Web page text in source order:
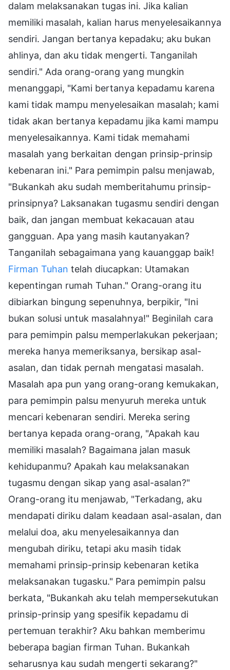
dalam melaksanakan tugas ini. Jika kalian
memiliki masalah, kalian harus menyelesaikannya
sendiri. Jangan bertanya kepadaku; aku bukan
ahlinya, dan aku tidak mengerti. Tanganilah
sendiri." Ada orang-orang yang mungkin
menanggapi, "Kami bertanya kepadamu karena
kami tidak mampu menyelesaikan masalah; kami
tidak akan bertanya kepadamu jika kami mampu
menyelesaikannya. Kami tidak memahami
masalah yang berkaitan dengan prinsip-prinsip
kebenaran ini." Para pemimpin palsu menjawab,
"Bukankah aku sudah memberitahumu prinsip-
prinsipnya? Laksanakan tugasmu sendiri dengan
baik, dan jangan membuat kekacauan atau
gangguan. Apa yang masih kautanyakan?
Tanganilah sebagaimana yang kauanggap baik!
Firman Tuhan telah diucapkan: Utamakan
kepentingan rumah Tuhan." Orang-orang itu
dibiarkan bingung sepenuhnya, berpikir, "Ini
bukan solusi untuk masalahnya!" Beginilah cara
para pemimpin palsu memperlakukan pekerjaan;
mereka hanya memeriksanya, bersikap asal-
asalan, dan tidak pernah mengatasi masalah.
Masalah apa pun yang orang-orang kemukakan,
para pemimpin palsu menyuruh mereka untuk
mencari kebenaran sendiri. Mereka sering
bertanya kepada orang-orang, "Apakah kau
memiliki masalah? Bagaimana jalan masuk
kehidupanmu? Apakah kau melaksanakan
tugasmu dengan sikap yang asal-asalan?"
Orang-orang itu menjawab, "Terkadang, aku
mendapati diriku dalam keadaan asal-asalan, dan
melalui doa, aku menyelesaikannya dan
mengubah diriku, tetapi aku masih tidak
memahami prinsip-prinsip kebenaran ketika
melaksanakan tugasku." Para pemimpin palsu
berkata, "Bukankah aku telah mempersekutukan
prinsip-prinsip yang spesifik kepadamu di
pertemuan terakhir? Aku bahkan memberimu
beberapa bagian firman Tuhan. Bukankah
seharusnya kau sudah mengerti sekarang?"